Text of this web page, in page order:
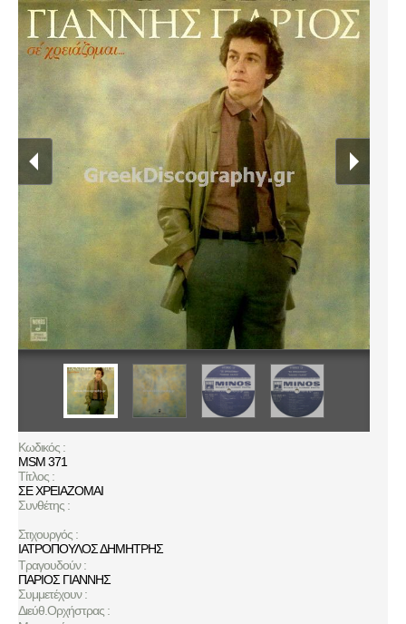
Κωδικός :
MSM 371
Τίτλος :
ΣΕ ΧΡΕΙΑΖΟΜΑΙ
Συνθέτης :
Στιχουργός :
ΙΑΤΡΟΠΟΥΛΟΣ ΔΗΜΗΤΡΗΣ
Τραγουδούν :
ΠΑΡΙΟΣ ΓΙΑΝΝΗΣ
Συμμετέχουν :
Διεύθ.Ορχήστρας :